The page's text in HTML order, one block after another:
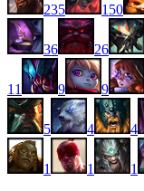
235 150
36 26
11 9 9
5 4 4
1 1 1